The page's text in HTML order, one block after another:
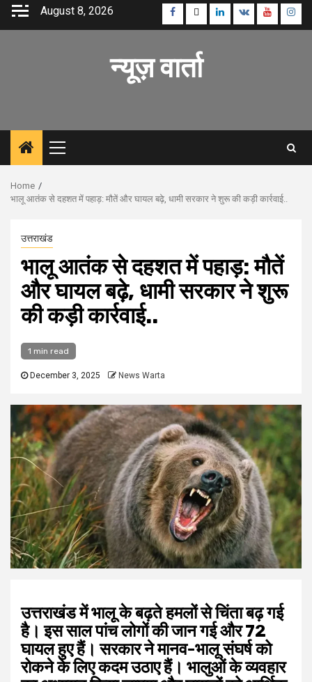
Skip
August 8, 2026 Facebook
TwitterLinkedin
VK Youtube
न्यूज़ वार्ता
Primary
Menu
Home
भालू आतंक से दहशत में पहाड़: मौतें और घायल बढ़े, धामी सरकार ने शुरू की कड़ी कार्रवाई..
उत्तराखंड
भालू आतंक से दहशत में पहाड़: मौतें
और घायल बढ़े, धामी सरकार ने शुरू
की कड़ी कार्रवाई..
1 min read
December 3, 2025 News Warta
उत्तराखंड में भालू के बढ़ते हमलों से चिंता बढ़ गई
है। इस साल पांच लोगों की जान गई और 72
घायल हुए हैं। सरकार ने मानव-भालू संघर्ष को
रोकने के लिए कदम उठाए हैं। भालुओं के व्यवहार